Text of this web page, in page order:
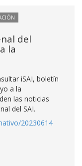
del
la
iSAI, boletín
a la
las noticias
del SAI.
20230614